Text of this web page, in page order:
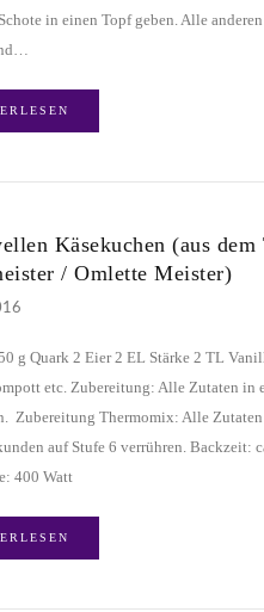
in einen Topf geben. Alle
Käsekuchen (aus dem
/ Omlette Meister)
g Quark 2 Eier 2 EL Stärke 2 TL
etc. Zubereitung: Alle Zutaten in
Zubereitung Thermomix: Alle
auf Stufe 6 verrühren. Backzeit:
400 Watt